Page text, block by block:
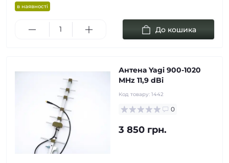
в наявності
До кошика
Антена Yagi 900-1020
MHz 11,9 dBi
Код товару: 1442
0
3 850 грн.